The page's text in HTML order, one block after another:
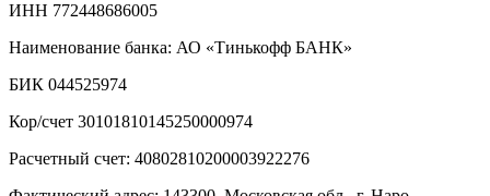
ИНН 772448686005
Наименование банка: АО «Тинькофф БАНК»
БИК 044525974
Кор/счет 30101810145250000974
Расчетный счет: 40802810200003922276